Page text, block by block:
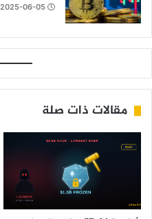
2025-06-05
مقالات ذات صلة